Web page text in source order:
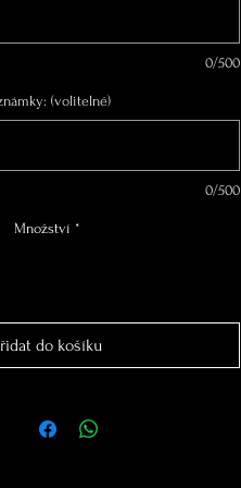
0/500
(volitelné)
0/500
Množství *
do košíku